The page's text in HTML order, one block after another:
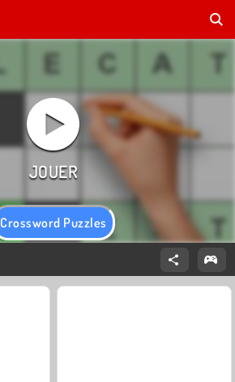
Crossword Puzzles